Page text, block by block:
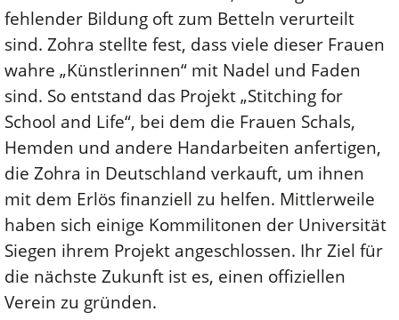
fehlender Bildung oft zum Betteln verurteilt
sind. Zohra stellte fest, dass viele dieser Frauen
wahre „Künstlerinnen“ mit Nadel und Faden
sind. So entstand das Projekt „Stitching for
School and Life“, bei dem die Frauen Schals,
Hemden und andere Handarbeiten anfertigen,
die Zohra in Deutschland verkauft, um ihnen
mit dem Erlös finanziell zu helfen. Mittlerweile
haben sich einige Kommilitonen der Universität
Siegen ihrem Projekt angeschlossen. Ihr Ziel für
die nächste Zukunft ist es, einen offiziellen
Verein zu gründen.